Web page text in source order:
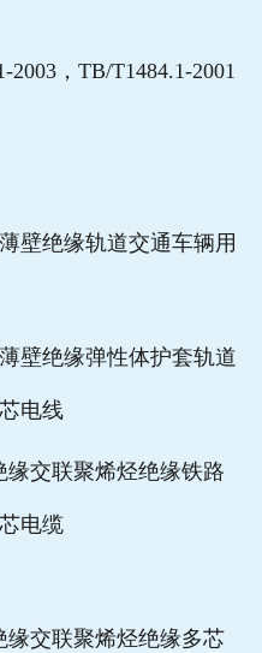
，TB/T1484.1-2001
壁绝缘轨道交通车辆用
壁绝缘弹性体护套轨道
电线
交联聚烯烃绝缘铁路
电缆
交联聚烯烃绝缘多芯